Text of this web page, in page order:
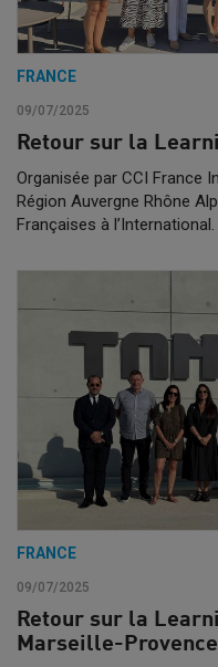
FRANCE
09/07/2025
Retour sur la
Organisée par CCI France
Région Auvergne Rhône
Françaises à l’International.
FRANCE
09/07/2025
Retour sur la
Marseille-Provence